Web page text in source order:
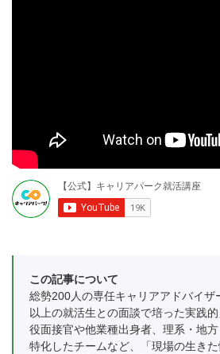
この記事について
総勢200人の専任キャリアアドバイザ
以上の就活生との面談で培った実践
役面接官や他業種出身者、理系・地
特化したチームなど、「現場の生き